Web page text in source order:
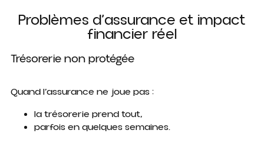
Problèmes d’assurance et impact
financier réel
Trésorerie non protégée
Quand l’assurance ne joue pas :
la trésorerie prend tout,
parfois en quelques semaines.